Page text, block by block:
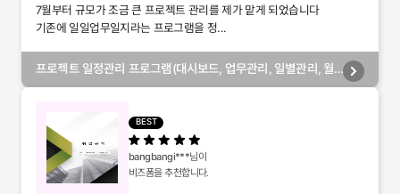
7월부터 규모가 조금 큰 프로젝트 관리를 제가 맡게 되었습니다
기존에 일일업무일지라는 프로그램을 정...
프로젝트 일정관리 프로그램(대시보드, 업무관리, 일별관리, 월
BEST
bangbangi***님이
비즈폼을 추천합니다.